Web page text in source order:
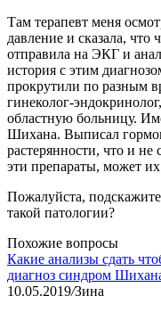
Там терапевт меня
давление и сказала, что
отправила на ЭКГ и
история с этим
прокрутили по разным
гинеколог-
областную больницу.
Шихана. Выписал
растерянности, что и
эти препараты, может
Пожалуйста,
такой патологии?
Похожие вопросы
Какие анализы сдать
диагноз синдром
10.05.2019/Зина